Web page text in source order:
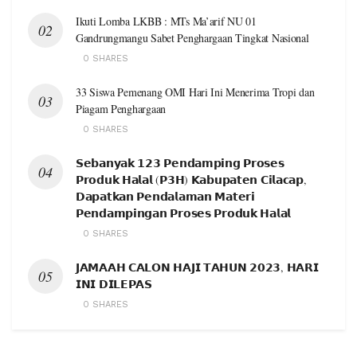
Ikuti Lomba LKBB : MTs Ma’arif NU 01
Gandrungmangu Sabet Penghargaan Tingkat Nasional
0 SHARES
33 Siswa Pemenang OMI Hari Ini Menerima Tropi dan
Piagam Penghargaan
0 SHARES
𝗦𝗲𝗯𝗮𝗻𝘆𝗮𝗸 𝟭𝟮𝟯 𝗣𝗲𝗻𝗱𝗮𝗺𝗽𝗶𝗻𝗴 𝗣𝗿𝗼𝘀𝗲𝘀
𝗣𝗿𝗼𝗱𝘂𝗸 𝗛𝗮𝗹𝗮𝗹 (𝗣𝟯𝗛) 𝗞𝗮𝗯𝘂𝗽𝗮𝘁𝗲𝗻 𝗖𝗶𝗹𝗮𝗰𝗮𝗽,
𝗗𝗮𝗽𝗮𝘁𝗸𝗮𝗻 𝗣𝗲𝗻𝗱𝗮𝗹𝗮𝗺𝗮𝗻 𝗠𝗮𝘁𝗲𝗿𝗶
𝗣𝗲𝗻𝗱𝗮𝗺𝗽𝗶𝗻𝗴𝗮𝗻 𝗣𝗿𝗼𝘀𝗲𝘀 𝗣𝗿𝗼𝗱𝘂𝗸 𝗛𝗮𝗹𝗮𝗹
0 SHARES
𝗝𝗔𝗠𝗔𝗔𝗛 𝗖𝗔𝗟𝗢𝗡 𝗛𝗔𝗝𝗜 𝗧𝗔𝗛𝗨𝗡 𝟮𝟬𝟮𝟯, 𝗛𝗔𝗥𝗜
𝗜𝗡𝗜 𝗗𝗜𝗟𝗘𝗣𝗔𝗦
0 SHARES